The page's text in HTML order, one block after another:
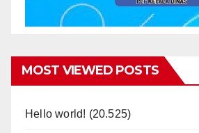
MOST VIEWED POSTS
Hello world! (20.525)